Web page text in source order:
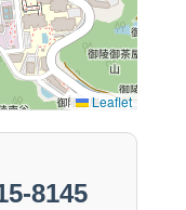
Leaflet
8145